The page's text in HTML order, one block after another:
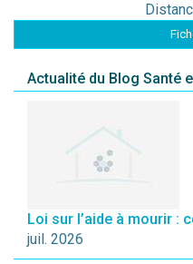
Actualité du Blog Santé
Loi sur l’aide à mourir :
juil. 2026